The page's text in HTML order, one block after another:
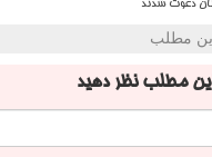
مطلب
مطلب نظر دهید